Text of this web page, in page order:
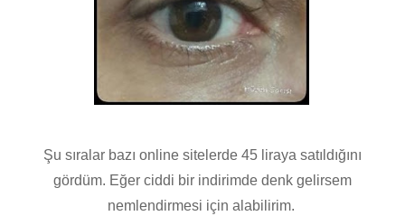
Şu sıralar bazı online sitelerde 45 liraya satıldığını
gördüm. Eğer ciddi bir indirimde denk gelirsem
nemlendirmesi için alabilirim.